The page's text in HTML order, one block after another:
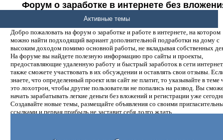
Форум о заработке в интернете без
денег.
Добро пожаловать на форум о заработке и работе в интернете, на котором
можно найти подходящий вариант дополнительной подработки на дому с
высоким доходом помимо основной работы, не вкладывая собственных
На форуме вы найдете полезную информацию про сайты и проекты,
предоставляющие удаленную работу и быстрый заработок в сети
также сможете участвовать в их обсуждении и оставлять свои отзывы.
знаете, что определенный проект или сайт не платит, то указывайте в теме
это лохотрон, чтобы другие пользователи не попались на развод. Вы
начать зарабатывать легкие деньги без вложений и регистрации уже
Создавайте новые темы, размещайте объявления со своими
ссылками и первая прибыль не заставит себя долго ждать.
Активные темы